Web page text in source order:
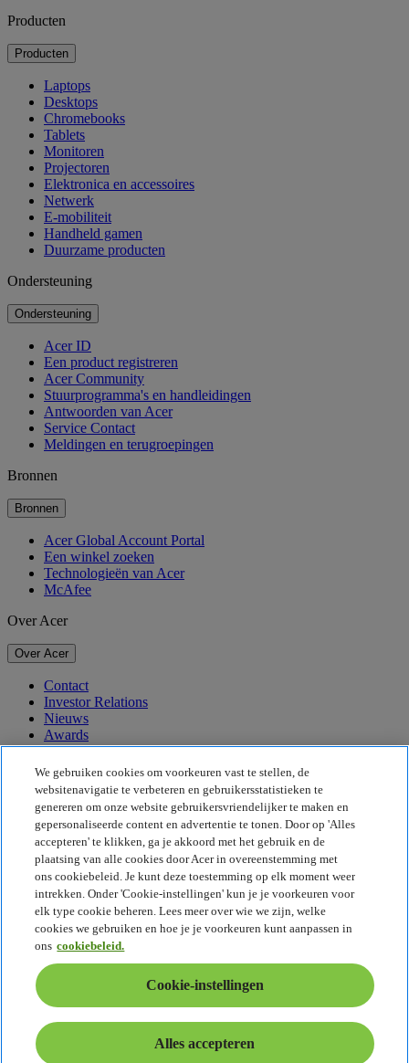
Producten
Producten
Laptops
Desktops
Chromebooks
Tablets
Monitoren
Projectoren
Elektronica en accessoires
Netwerk
E-mobiliteit
Handheld gamen
Duurzame producten
Ondersteuning
Ondersteuning
Acer ID
Een product registreren
Acer Community
Stuurprogramma's en handleidingen
Antwoorden van Acer
Service Contact
Meldingen en terugroepingen
Bronnen
Bronnen
Acer Global Account Portal
Een winkel zoeken
Technologieën van Acer
McAfee
Over Acer
Over Acer
Contact
Investor Relations
Nieuws
Awards
Evenementen
Duurzaamheid
Duurzaamheid
Maatschappelijk verantwoord ondernemen
De CO2-voetafdruk van het product
Project Humanity
Earthion
Privacybeleid
Cookiebeleid
Juridische informatie
Aanvullende juridische informatie
Toegankelijkheidsbeleid
Cookie-instellingen
Nederland - Nederlands
© 2026 Acer Inc.
We gebruiken cookies om voorkeuren vast te stellen, de
websitenavigatie te verbeteren en gebruikersstatistieken te
genereren om onze website gebruikersvriendelijker te maken en
gepersonaliseerde content en advertentie te tonen. Door op 'Alles
accepteren' te klikken, ga je akkoord met het gebruik en de
plaatsing van alle cookies door Acer in overeenstemming met
ons cookiebeleid. Je kunt deze toestemming op elk moment weer
intrekken. Onder 'Cookie-instellingen' kun je je voorkeuren voor
elk type cookie beheren. Lees meer over wie we zijn, welke
cookies we gebruiken en hoe je je voorkeuren kunt aanpassen in
ons cookiebeleid.
Cookie-instellingen
Alles accepteren